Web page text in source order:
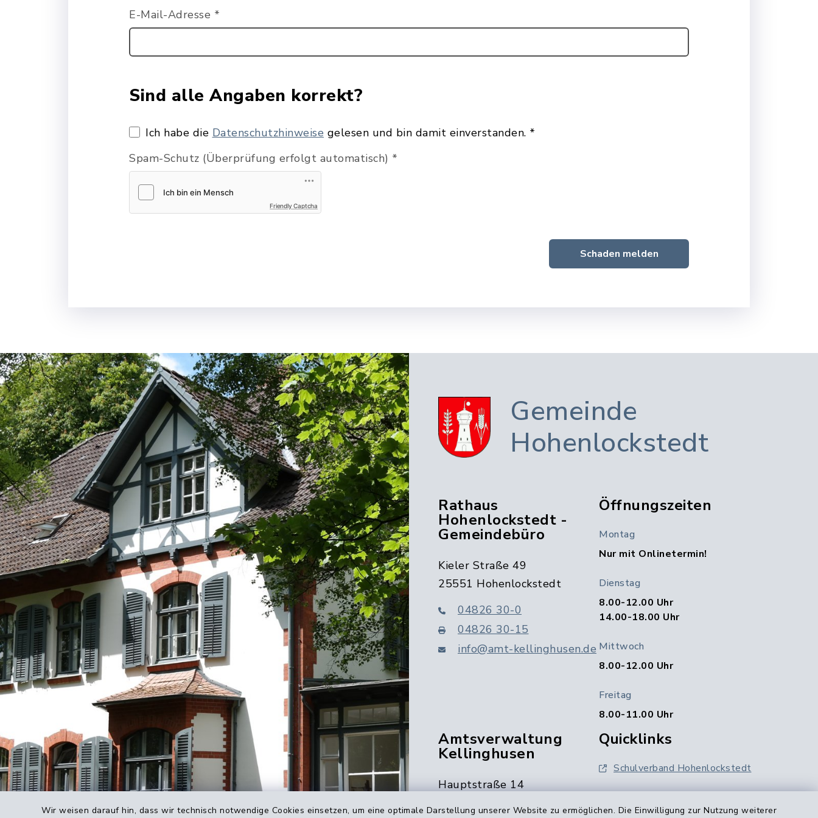
Wir weisen darauf hin, dass wir technisch notwendige Cookies einsetzen, um eine optimale Darstellung unserer Website zu ermöglichen. Die Einwilligung zur Nutzung weiterer
E-Mail-Adresse *
Sind alle Angaben korrekt?
Ich habe die Datenschutzhinweise gelesen und bin damit einverstanden. *
Spam-Schutz (Überprüfung erfolgt automatisch) *
Friendly Captcha
Schaden melden
Gemeinde
Hohenlockstedt
Rathaus
Hohenlockstedt -
Gemeindebüro
Kieler Straße 49
25551 Hohenlockstedt
04826 30-0
04826 30-15
info@amt-kellinghusen.de
Öffnungszeiten
Montag
Nur mit Onlinetermin!
Dienstag
8.00-12.00 Uhr
14.00-18.00 Uhr
Mittwoch
8.00-12.00 Uhr
Freitag
8.00-11.00 Uhr
Amtsverwaltung
Kellinghusen
Hauptstraße 14
Quicklinks
Schulverband Hohenlockstedt
Amt Kellinghusen